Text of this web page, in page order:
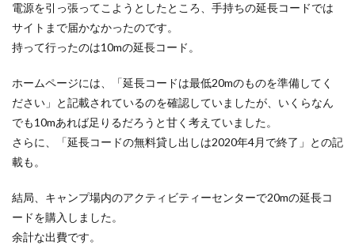
電源を引っ張ってこようとしたところ、手持ちの延長コードでは
サイトまで届かなかったのです。
持って行ったのは10mの延長コード。
ホームページには、「延長コードは最低20mのものを準備してく
ださい」と記載されているのを確認していましたが、いくらなん
でも10mあれば足りるだろうと甘く考えていました。
さらに、「延長コードの無料貸し出しは2020年4月で終了」との記
載も。
結局、キャンプ場内のアクティビティーセンターで20mの延長コ
ードを購入しました。
余計な出費です。